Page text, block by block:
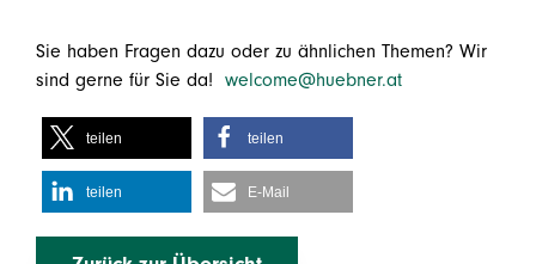
Sie haben Fragen dazu oder zu ähnlichen Themen? Wir
sind gerne für Sie da! welcome@huebner.at
teilen teilen
teilen E-Mail